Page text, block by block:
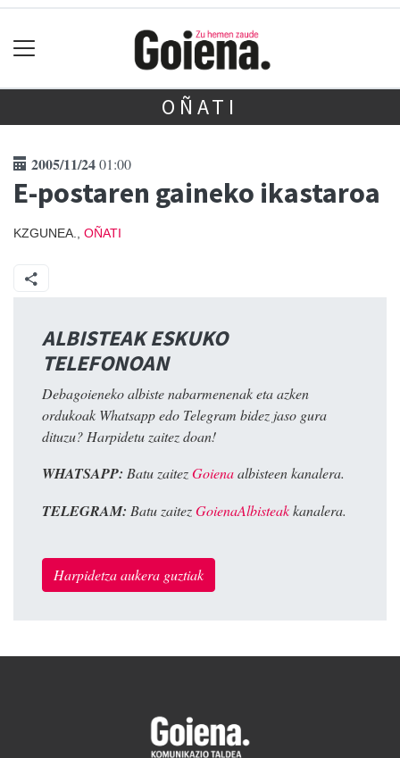
OÑATI
2005/11/2401:00
E-postaren gaineko ikastaroa
KZGUNEA., OÑATI
ALBISTEAK ESKUKO
TELEFONOAN
Debagoieneko albiste nabarmenenak eta azken
ordukoak Whatsapp edo Telegram bidez jaso gura
dituzu? Harpidetu zaitez doan!
WHATSAPP: Batu zaitezGoienaalbisteen kanalera.
TELEGRAM: Batu zaitezGoienaAlbisteakkanalera.
Harpidetza aukera guztiak